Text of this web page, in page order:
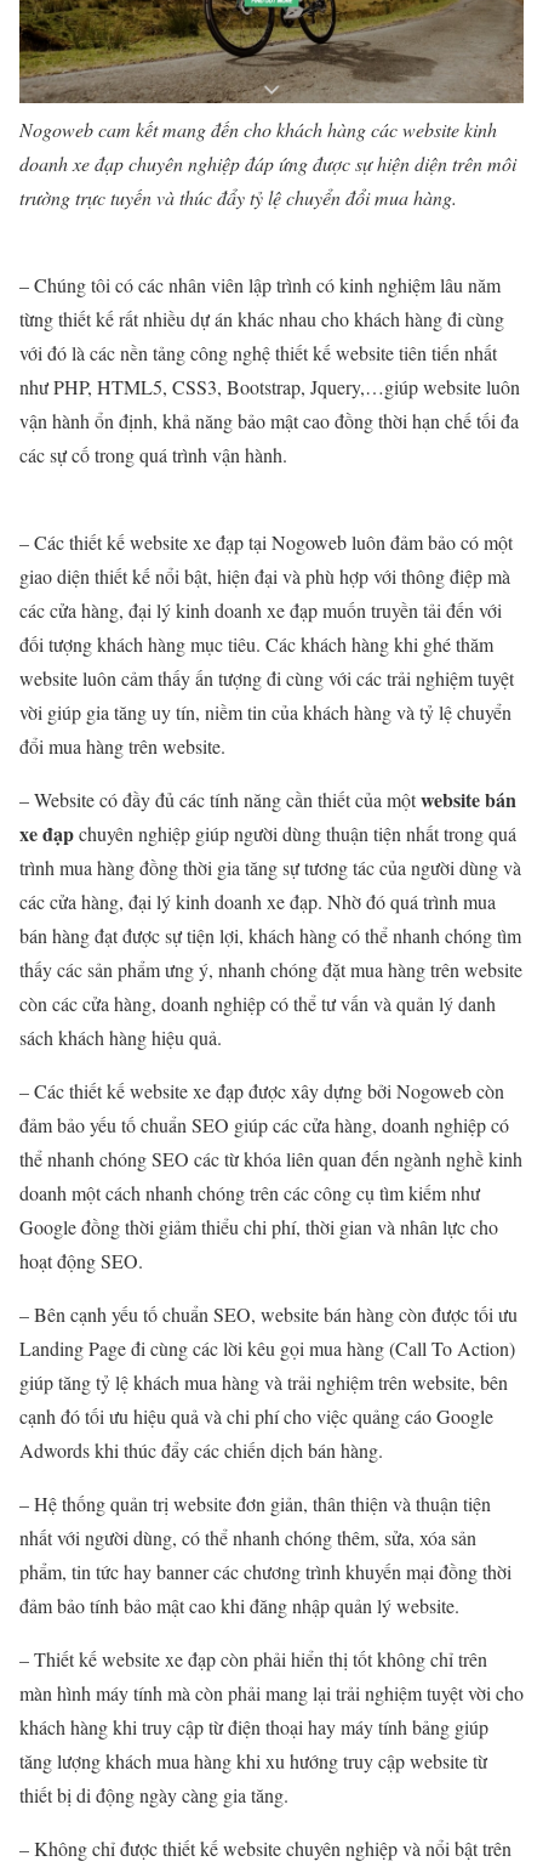
Nogoweb cam kết mang đến cho khách hàng các website kinh
doanh xe đạp chuyên nghiệp đáp ứng được sự hiện diện trên môi
trường trực tuyến và thúc đẩy tỷ lệ chuyển đổi mua hàng.
– Chúng tôi có các nhân viên lập trình có kinh nghiệm lâu năm
từng thiết kế rất nhiều dự án khác nhau cho khách hàng đi cùng
với đó là các nền tảng công nghệ thiết kế website tiên tiến nhất
như PHP, HTML5, CSS3, Bootstrap, Jquery,…giúp website luôn
vận hành ổn định, khả năng bảo mật cao đồng thời hạn chế tối đa
các sự cố trong quá trình vận hành.
– Các thiết kế website xe đạp tại Nogoweb luôn đảm bảo có một
giao diện thiết kế nổi bật, hiện đại và phù hợp với thông điệp mà
các cửa hàng, đại lý kinh doanh xe đạp muốn truyền tải đến với
đối tượng khách hàng mục tiêu. Các khách hàng khi ghé thăm
website luôn cảm thấy ấn tượng đi cùng với các trải nghiệm tuyệt
vời giúp gia tăng uy tín, niềm tin của khách hàng và tỷ lệ chuyển
đổi mua hàng trên website.
– Website có đầy đủ các tính năng cần thiết của mộtwebsite bán
xe đạpchuyên nghiệp giúp người dùng thuận tiện nhất trong quá
trình mua hàng đồng thời gia tăng sự tương tác của người dùng và
các cửa hàng, đại lý kinh doanh xe đạp. Nhờ đó quá trình mua
bán hàng đạt được sự tiện lợi, khách hàng có thể nhanh chóng tìm
thấy các sản phẩm ưng ý, nhanh chóng đặt mua hàng trên website
còn các cửa hàng, doanh nghiệp có thể tư vấn và quản lý danh
sách khách hàng hiệu quả.
– Các thiết kế website xe đạp được xây dựng bởi Nogoweb còn
đảm bảo yếu tố chuẩn SEO giúp các cửa hàng, doanh nghiệp có
thể nhanh chóng SEO các từ khóa liên quan đến ngành nghề kinh
doanh một cách nhanh chóng trên các công cụ tìm kiếm như
Google đồng thời giảm thiểu chi phí, thời gian và nhân lực cho
hoạt động SEO.
– Bên cạnh yếu tố chuẩn SEO, website bán hàng còn được tối ưu
Landing Page đi cùng các lời kêu gọi mua hàng (Call To Action)
giúp tăng tỷ lệ khách mua hàng và trải nghiệm trên website, bên
cạnh đó tối ưu hiệu quả và chi phí cho việc quảng cáo Google
Adwords khi thúc đẩy các chiến dịch bán hàng.
– Hệ thống quản trị website đơn giản, thân thiện và thuận tiện
nhất với người dùng, có thể nhanh chóng thêm, sửa, xóa sản
phẩm, tin tức hay banner các chương trình khuyến mại đồng thời
đảm bảo tính bảo mật cao khi đăng nhập quản lý website.
– Thiết kế website xe đạp còn phải hiển thị tốt không chỉ trên
màn hình máy tính mà còn phải mang lại trải nghiệm tuyệt vời cho
khách hàng khi truy cập từ điện thoại hay máy tính bảng giúp
tăng lượng khách mua hàng khi xu hướng truy cập website từ
thiết bị di động ngày càng gia tăng.
– Không chỉ được thiết kế website chuyên nghiệp và nổi bật trên